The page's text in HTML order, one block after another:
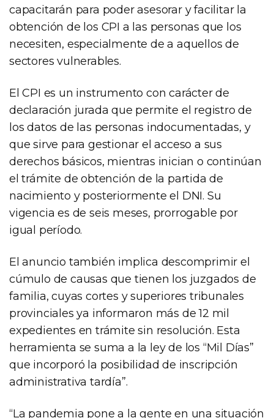
capacitarán para poder asesorar y facilitar la
obtención de los CPI a las personas que los
necesiten, especialmente de a aquellos de
sectores vulnerables.
El CPI es un instrumento con carácter de
declaración jurada que permite el registro de
los datos de las personas indocumentadas, y
que sirve para gestionar el acceso a sus
derechos básicos, mientras inician o continúan
el trámite de obtención de la partida de
nacimiento y posteriormente el DNI. Su
vigencia es de seis meses, prorrogable por
igual período.
El anuncio también implica descomprimir el
cúmulo de causas que tienen los juzgados de
familia, cuyas cortes y superiores tribunales
provinciales ya informaron más de 12 mil
expedientes en trámite sin resolución. Esta
herramienta se suma a la ley de los “Mil Días”
que incorporó la posibilidad de inscripción
administrativa tardía”.
“La pandemia pone a la gente en una situación